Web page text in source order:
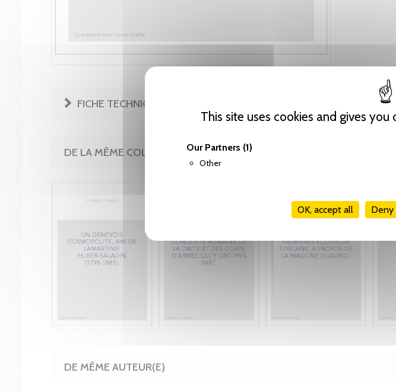
This site uses cookies and gives
Our Partners (1)
Other
OK, accept all Deny
FICHE TECHNIQUE
DE LA MÊME COLLECTION
DE MÊME AUTEUR(E)